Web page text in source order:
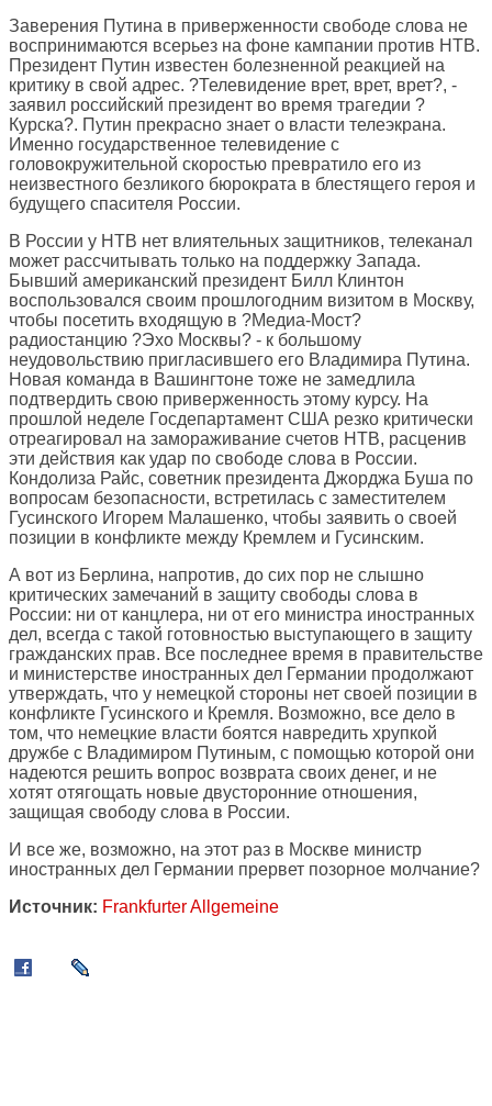
Заверения Путина в приверженности свободе слова не
воспринимаются всерьез на фоне кампании против НТВ.
Президент Путин известен болезненной реакцией на
критику в свой адрес. ?Телевидение врет, врет, врет?, -
заявил российский президент во время трагедии ?
Курска?. Путин прекрасно знает о власти телеэкрана.
Именно государственное телевидение с
головокружительной скоростью превратило его из
неизвестного безликого бюрократа в блестящего героя и
будущего спасителя России.
В России у НТВ нет влиятельных защитников, телеканал
может рассчитывать только на поддержку Запада.
Бывший американский президент Билл Клинтон
воспользовался своим прошлогодним визитом в Москву,
чтобы посетить входящую в ?Медиа-Мост?
радиостанцию ?Эхо Москвы? - к большому
неудовольствию пригласившего его Владимира Путина.
Новая команда в Вашингтоне тоже не замедлила
подтвердить свою приверженность этому курсу. На
прошлой неделе Госдепартамент США резко критически
отреагировал на замораживание счетов НТВ, расценив
эти действия как удар по свободе слова в России.
Кондолиза Райс, советник президента Джорджа Буша по
вопросам безопасности, встретилась с заместителем
Гусинского Игорем Малашенко, чтобы заявить о своей
позиции в конфликте между Кремлем и Гусинским.
А вот из Берлина, напротив, до сих пор не слышно
критических замечаний в защиту свободы слова в
России: ни от канцлера, ни от его министра иностранных
дел, всегда с такой готовностью выступающего в защиту
гражданских прав. Все последнее время в правительстве
и министерстве иностранных дел Германии продолжают
утверждать, что у немецкой стороны нет своей позиции в
конфликте Гусинского и Кремля. Возможно, все дело в
том, что немецкие власти боятся навредить хрупкой
дружбе с Владимиром Путиным, с помощью которой они
надеются решить вопрос возврата своих денег, и не
хотят отягощать новые двусторонние отношения,
защищая свободу слова в России.
И все же, возможно, на этот раз в Москве министр
иностранных дел Германии прервет позорное молчание?
Источник: Frankfurter Allgemeine